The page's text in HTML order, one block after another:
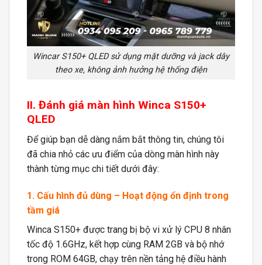
Wincar S150+ QLED sử dụng mặt dưỡng và jack dây
theo xe, không ảnh hưởng hệ thống điện
II. Đánh giá màn hình Winca S150+
QLED
Để giúp bạn dễ dàng nắm bắt thông tin, chúng tôi
đã chia nhỏ các ưu điểm của dòng màn hình này
thành từng mục chi tiết dưới đây:
1. Cấu hình đủ dùng – Hoạt động ổn định trong
tầm giá
Winca S150+ được trang bị bộ vi xử lý CPU 8 nhân
tốc độ 1.6GHz, kết hợp cùng RAM 2GB và bộ nhớ
trong ROM 64GB, chạy trên nền tảng hệ điều hành